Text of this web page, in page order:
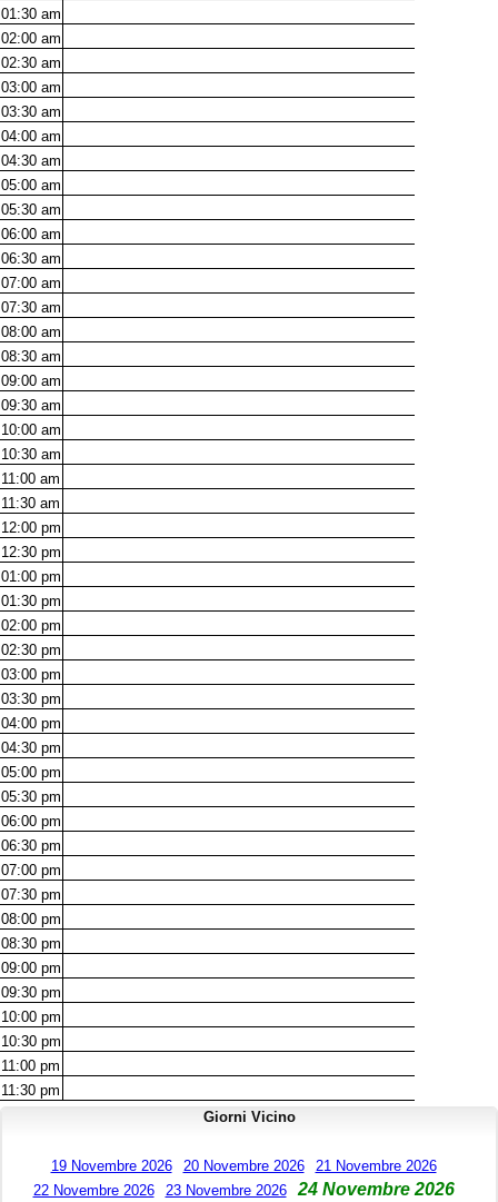
01:30 am
02:00 am
02:30 am
03:00 am
03:30 am
04:00 am
04:30 am
05:00 am
05:30 am
06:00 am
06:30 am
07:00 am
07:30 am
08:00 am
08:30 am
09:00 am
09:30 am
10:00 am
10:30 am
11:00 am
11:30 am
12:00 pm
12:30 pm
01:00 pm
01:30 pm
02:00 pm
02:30 pm
03:00 pm
03:30 pm
04:00 pm
04:30 pm
05:00 pm
05:30 pm
06:00 pm
06:30 pm
07:00 pm
07:30 pm
08:00 pm
08:30 pm
09:00 pm
09:30 pm
10:00 pm
10:30 pm
11:00 pm
11:30 pm
Giorni Vicino
19 Novembre 2026 20 Novembre 2026
21 Novembre 2026
22 Novembre 2026
23 Novembre 2026 24 Novembre 2026